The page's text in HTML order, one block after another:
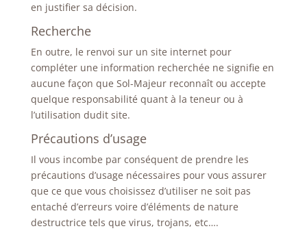
en justifier sa décision.
Recherche
En outre, le renvoi sur un site internet pour
compléter une information recherchée ne signifie en
aucune façon que Sol-Majeur reconnaît ou accepte
quelque responsabilité quant à la teneur ou à
l’utilisation dudit site.
Précautions d’usage
Il vous incombe par conséquent de prendre les
précautions d’usage nécessaires pour vous assurer
que ce que vous choisissez d’utiliser ne soit pas
entaché d’erreurs voire d’éléments de nature
destructrice tels que virus, trojans, etc….